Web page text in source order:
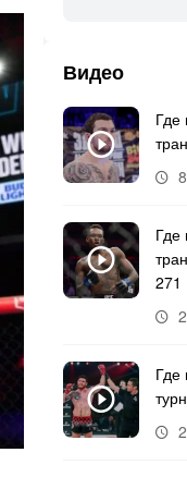
Видео
Где
Где
271
Где